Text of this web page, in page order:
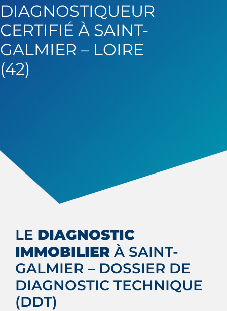
DIAGNOSTIQUEUR
CERTIFIÉ À SAINT-
GALMIER – LOIRE
(42)
LE DIAGNOSTIC
IMMOBILIER À SAINT-
GALMIER – DOSSIER DE
DIAGNOSTIC TECHNIQUE
(DDT)